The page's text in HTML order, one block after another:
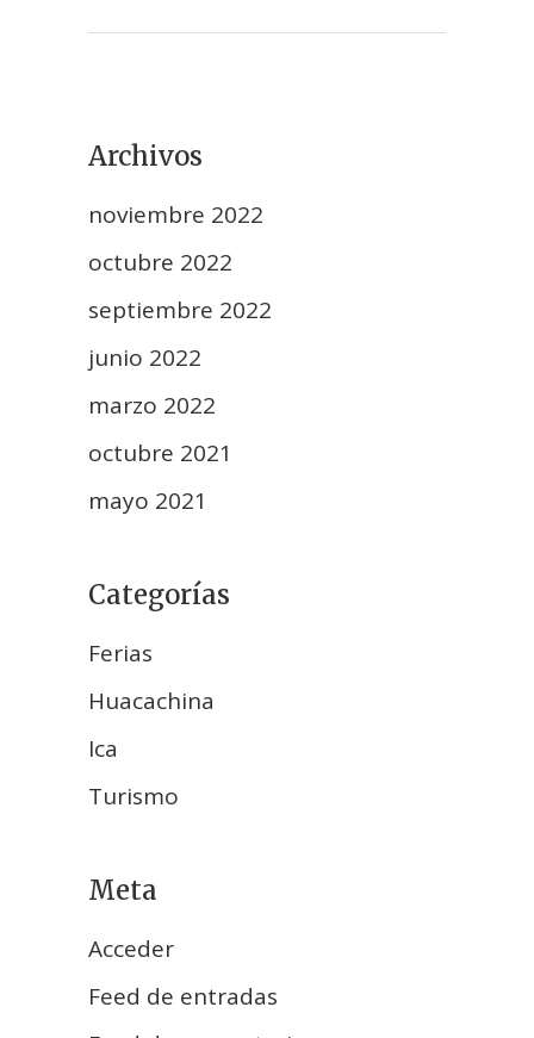
Archivos
noviembre 2022
octubre 2022
septiembre 2022
junio 2022
marzo 2022
octubre 2021
mayo 2021
Categorías
Ferias
Huacachina
Ica
Turismo
Meta
Acceder
Feed de entradas